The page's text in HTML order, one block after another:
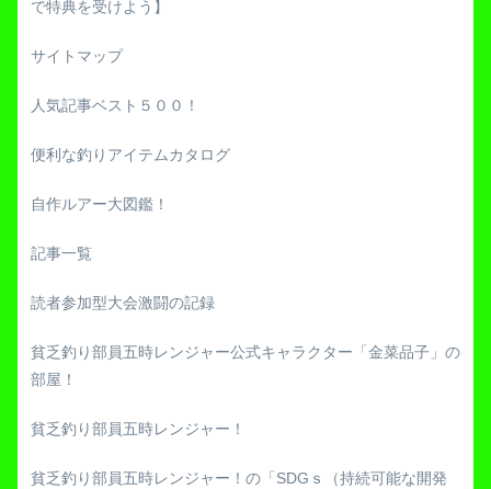
で特典を受けよう】
サイトマップ
人気記事ベスト５００！
便利な釣りアイテムカタログ
自作ルアー大図鑑！
記事一覧
読者参加型大会激闘の記録
貧乏釣り部員五時レンジャー公式キャラクター「金菜品子」の
部屋！
貧乏釣り部員五時レンジャー！
貧乏釣り部員五時レンジャー！の「SDGｓ（持続可能な開発